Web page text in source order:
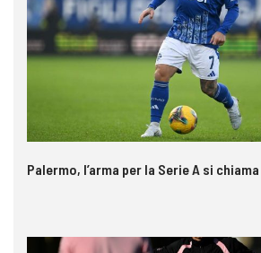
Palermo, l’arma per la Serie A si